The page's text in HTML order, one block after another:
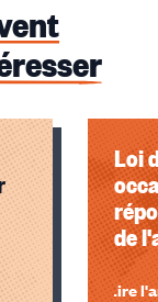
Loi
de
Lire